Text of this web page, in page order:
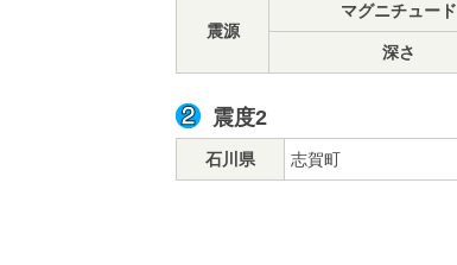
震源
マグニチュード
深さ
震度2
石川県 志賀町